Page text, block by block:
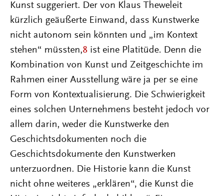
Kunst suggeriert. Der von Klaus Theweleit
kürzlich geäußerte Einwand, dass Kunstwerke
nicht autonom sein könnten und „im Kontext
stehen“ müssten,8 ist eine Platitüde. Denn die
Kombination von Kunst und Zeitgeschichte im
Rahmen einer Ausstellung wäre ja per se eine
Form von Kontextualisierung. Die Schwierigkeit
eines solchen Unternehmens besteht jedoch vor
allem darin, weder die Kunstwerke den
Geschichtsdokumenten noch die
Geschichtsdokumente den Kunstwerken
unterzuordnen. Die Historie kann die Kunst
nicht ohne weiteres „erklären“, die Kunst die